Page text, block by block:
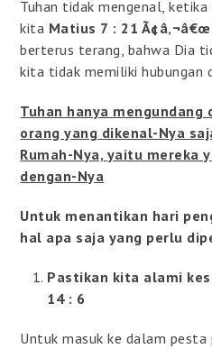
Tuhan tidak mengenal,
kita Matius 7 : 21
berterus terang, bahwa Dia
kita tidak memiliki hubungan
Tuhan hanya mengundang
orang yang dikenal-Nya
Rumah-Nya, yaitu mereka
dengan-Nya
Untuk menantikan hari
hal apa saja yang perlu
Pastikan kita alami
14 : 6
Untuk masuk ke dalam